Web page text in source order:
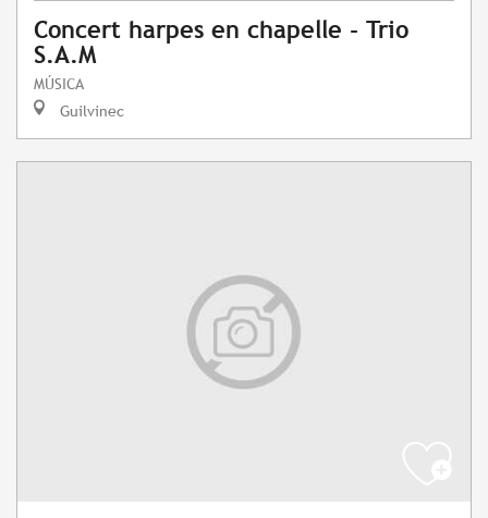
Concert harpes en chapelle - Trio
S.A.M
MÚSICA
Guilvinec